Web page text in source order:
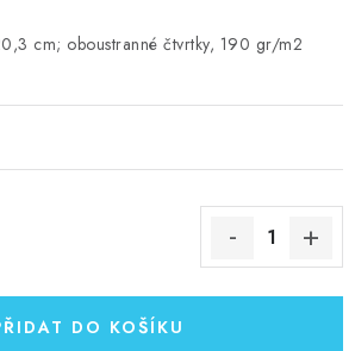
cm; oboustranné čtvrtky, 190 gr/m2
DO KOŠÍKU